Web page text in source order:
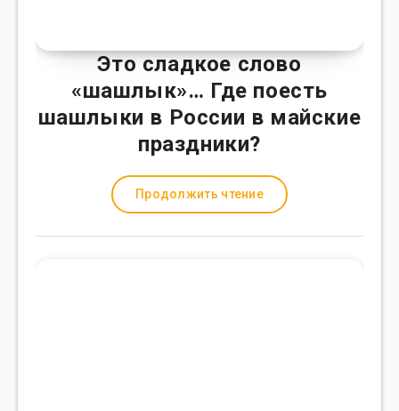
Это сладкое слово
«шашлык»… Где поесть
шашлыки в России в майские
праздники?
Продолжить чтение